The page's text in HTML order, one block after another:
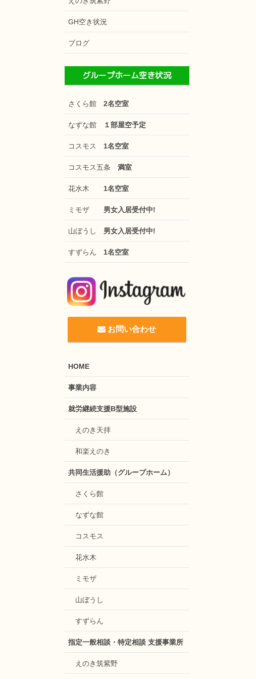
GH空き状況
ブログ
グループホーム空き状況
さくら館 2名空室
なずな館 １部屋空予定
コスモス 1名空室
コスモス五条 満室
花水木 1名空室
ミモザ 男女入居受付中!
山ぼうし 男女入居受付中!
すずらん 1名空室
お問い合わせ
HOME
事業内容
就労継続支援B型施設
えのき天拝
和楽えのき
共同生活援助（グループホーム）
さくら館
なずな館
コスモス
花水木
ミモザ
山ぼうし
すずらん
指定一般相談・特定相談 支援事業所
えのき筑紫野